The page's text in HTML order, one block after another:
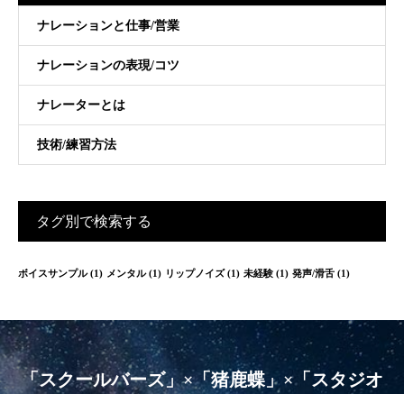
ナレーションと仕事/営業
ナレーションの表現/コツ
ナレーターとは
技術/練習方法
タグ別で検索する
ボイスサンプル(1) メンタル(1) リップノイズ(1) 未経験 (1) 発声/滑舌 (1)
「スクールバーズ」×「猪鹿蝶」×「スタジオ